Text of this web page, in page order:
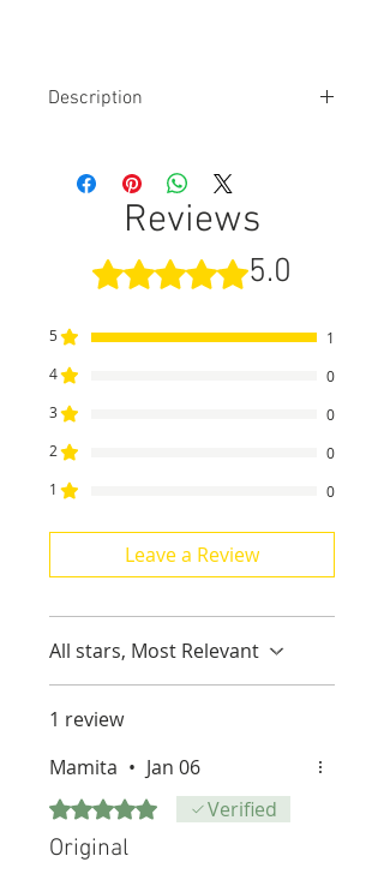
Description
tige mesure environ 14 cm de long
(placé à l'intérieur du livre), le motif
mesure de 1 cm à 4 cm de large
pèse entre 15 gr et 24 grammes.
Livraison offerte pour la Europe et
Reviews
Rated 5 out of 5 stars.5.0
5
1
4
0
3
0
2
0
1
0
Leave a Review
All stars, Most Relevant
1 review
Mamita • Jan 06
Rated 5 out of 5 stars.Verified
Original